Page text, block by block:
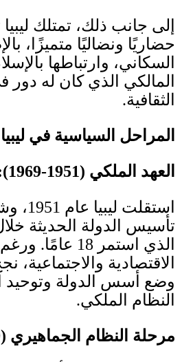
إلى جانب ذلك، تمتلك ليبيا
حضاريًا ونضاليًا متميزًا،
السكاني، وارتباطها
المالكي الذي كان له دور
الثقافية.
المراحل السياسية في ليبيا
العهد الملكي (1951-1969):
استقلت ليبيا عام 1951،
تأسيس الدولة الحديثة
الذي استمر 18 عامًا.
الاقتصادية والاجتماعية،
وضع أسس الدولة وتوحيد
النظام الملكي.
مرحلة النظام الجماهيري (1969-2011):